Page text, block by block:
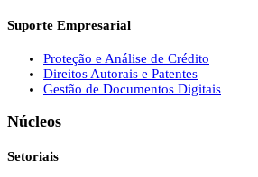
Suporte Empresarial
Proteção e Análise de Crédito
Direitos Autorais e Patentes
Gestão de Documentos Digitais
Núcleos
Setoriais